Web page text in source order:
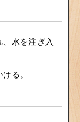
水を注ぎ入
る。